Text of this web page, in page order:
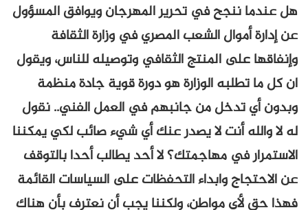
هل عندما ننجح في تحرير المهرجان ويوافق المسؤول
عن إدارة أموال الشعب المصري في وزارة الثقافة
وإنفاقها على المنتج الثقافي وتوصيله للناس، ويقول
ان كل ما تطلبه الوزارة هو دورة قوية جادة منظمة
وبدون أي تدخل من جانبهم في العمل الفني.. نقول
له لا والله أنت لا يصدر عنك أي شيء صائب لكي يمكننا
الاستمرار في مهاجمتك؟ لا أحد يطالب أحدا بالتوقف
عن الاحتجاج وابداء التحفظات على السياسات القائمة
فهذا حق لأي مواطن، ولكننا يجب أن نعترف بأن هناك